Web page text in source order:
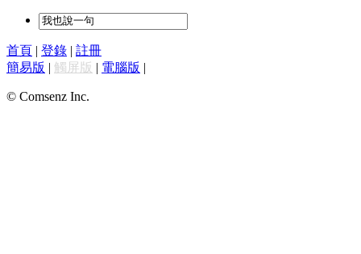
首頁 | 登錄 | 註冊
簡易版 | 觸屏版 | 電腦版 |
© Comsenz Inc.